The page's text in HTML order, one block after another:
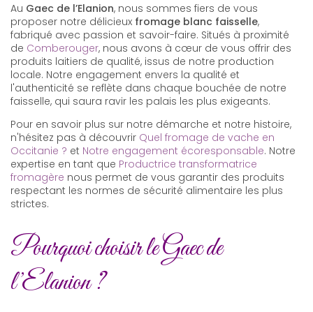
Au Gaec de l’Elanion, nous sommes fiers de vous
proposer notre délicieux fromage blanc faisselle,
fabriqué avec passion et savoir-faire. Situés à proximité
de Comberouger, nous avons à cœur de vous offrir des
produits laitiers de qualité, issus de notre production
locale. Notre engagement envers la qualité et
l'authenticité se reflète dans chaque bouchée de notre
faisselle, qui saura ravir les palais les plus exigeants.
Pour en savoir plus sur notre démarche et notre histoire,
n'hésitez pas à découvrir Quel fromage de vache en
Occitanie ? et Notre engagement écoresponsable. Notre
expertise en tant que Productrice transformatrice
fromagère nous permet de vous garantir des produits
respectant les normes de sécurité alimentaire les plus
strictes.
Pourquoi choisir le Gaec de
l’Elanion ?